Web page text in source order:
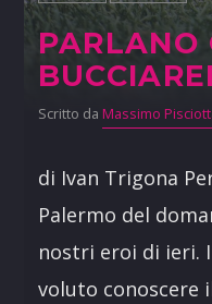
PARLANO
Scritto da Massimo
di Ivan Trigona
Palermo del
nostri eroi di ieri.
voluto conoscere